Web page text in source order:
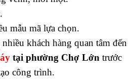
mẫu mã lựa chọn.
khách hàng quan tâm đến
tại phường Chợ Lớn trước
công trình.